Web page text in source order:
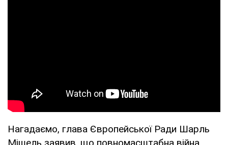
Нагадаємо, глава Європейської Ради Шарль
Мішель заявив, що повномасштабна війна